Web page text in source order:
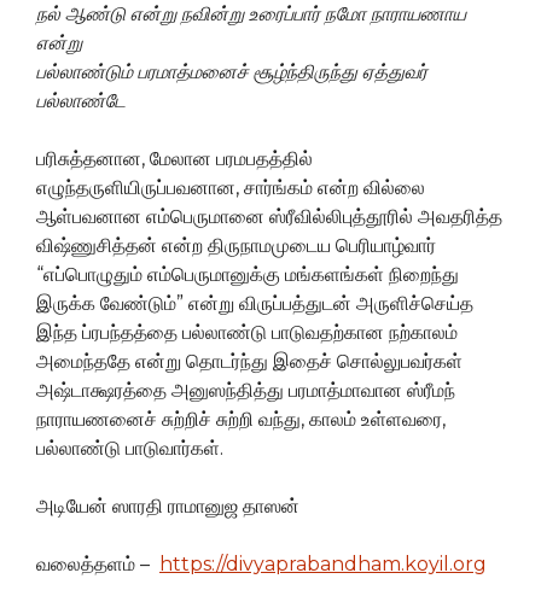
நல் ஆண்டு என்று நவின்று உரைப்பார் நமோ நாராயணாய
என்று
பல்லாண்டும் பரமாத்மனைச் சூழ்ந்திருந்து ஏத்துவர்
பல்லாண்டே
பரிசுத்தனான, மேலான பரமபதத்தில்
எழுந்தருளியிருப்பவனான, சார்ங்கம் என்ற வில்லை
ஆள்பவனான எம்பெருமானை ஸ்ரீவில்லிபுத்தூரில் அவதரித்த
விஷ்ணுசித்தன் என்ற திருநாமமுடைய பெரியாழ்வார்
“எப்பொழுதும் எம்பெருமானுக்கு மங்களங்கள் நிறைந்து
இருக்க வேண்டும்” என்று விருப்பத்துடன் அருளிச்செய்த
இந்த ப்ரபந்தத்தை பல்லாண்டு பாடுவதற்கான நற்காலம்
அமைந்ததே என்று தொடர்ந்து இதைச் சொல்லுபவர்கள்
அஷ்டாக்ஷரத்தை அனுஸந்தித்து பரமாத்மாவான ஸ்ரீமந்
நாராயணனைச் சுற்றிச் சுற்றி வந்து, காலம் உள்ளவரை,
பல்லாண்டு பாடுவார்கள்.
அடியேன் ஸாரதி ராமானுஜ தாஸன்
வலைத்தளம் – https://divyaprabandham.koyil.org